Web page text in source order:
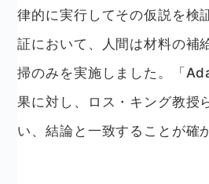
律的に実行してその仮説を検
証において、人間は材料の補
掃のみを実施しました。「
果に対し、ロス・キング教授
い、結論と一致することが確